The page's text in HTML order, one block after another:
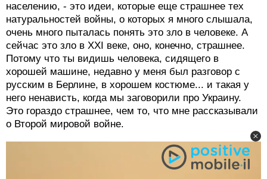
населению, - это идеи, которые еще страшнее тех
натуральностей войны, о которых я много слышала,
очень много пыталась понять это зло в человеке. А
сейчас это зло в XXI веке, оно, конечно, страшнее.
Потому что ты видишь человека, сидящего в
хорошей машине, недавно у меня был разговор с
русским в Берлине, в хорошем костюме... и такая у
него ненависть, когда мы заговорили про Украину.
Это гораздо страшнее, чем то, что мне рассказывали
о Второй мировой войне.